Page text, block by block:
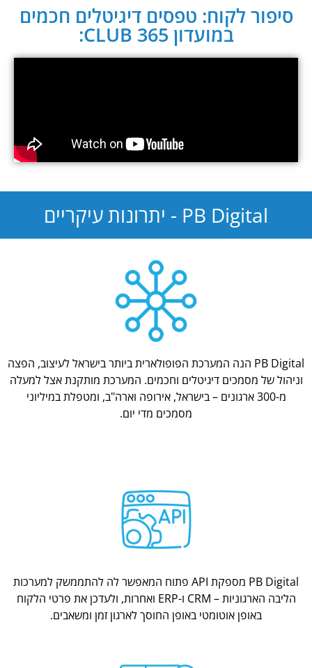
סיפור לקוח: טפסים דיגיטלים חכמים
במועדון CLUB 365:
PB Digital - יתרונות עיקריים
PB Digital הנה המערכת הפופולארית ביותר בישראל לעיצוב, הפצה
וניהול של מסמכים דיגיטלים וחכמים. המערכת מותקנת אצל למעלה
מ-300 ארגונים – בישראל, אירופה וארה"ב, ומטפלת במיליוני
מסמכים מדי יום.
PB Digital מספקת API פתוח המאפשר לה להתממשק למערכות
הליבה הארגוניות – CRM ו-ERP ואחרות, ולעדכן את פרטי הלקוח
באופן אוטומטי באופן החוסך לארגון זמן ומשאבים.